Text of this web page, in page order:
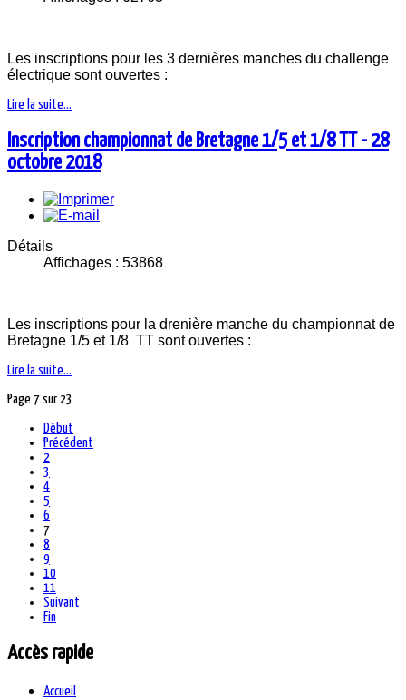
Les inscriptions pour les 3 dernières manches du challenge
électrique sont ouvertes :
Lire la suite...
Inscription championnat de Bretagne 1/5 et 1/8 TT - 28
octobre 2018
Détails
Affichages : 53868
Les inscriptions pour la drenière manche du championnat de
Bretagne 1/5 et 1/8 TT sont ouvertes :
Lire la suite...
Page 7 sur 23
Début
Précédent
2
3
4
5
6
7
8
9
10
11
Suivant
Fin
Accès rapide
Accueil